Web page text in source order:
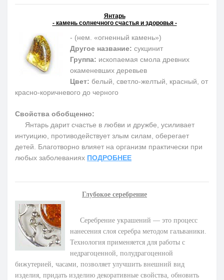
Янтарь
- камень солнечного счастья и здоровья -
- (нем. «огненный камень»)
Другое название: сукцинит
Группа: ископаемая смола древних
окаменевших деревьев
Цвет: белый, светло-желтый, красный, от
красно-коричневого до черного
Свойства обобщенно:
Янтарь дарит счастье в любви и дружбе, усиливает
интуицию, противодействует злым силам, оберегает
детей. Благотворно влияет на организм практически при
любых заболеваниях ПОДРОБНЕЕ
Глубокое серебрение
Серебрение украшений — это процесс
нанесения слоя серебра методом гальваники.
Технология применяется для работы с
недрагоценной, полудрагоценной
бижутерией, часами, позволяет улучшить внешний вид
изделия, придать изделию декоративные свойства, обновить